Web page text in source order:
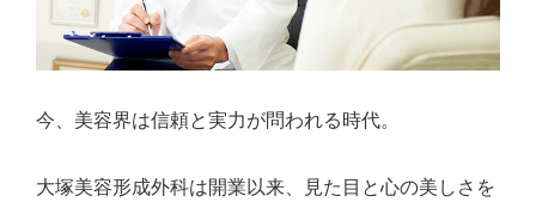
今、美容界は信頼と実力が問われる時代。
大塚美容形成外科は開業以来、見た目と心の美しさを